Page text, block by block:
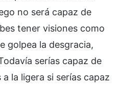
no será capaz de
tener visiones como
golpea la desgracia,
serías capaz de
la ligera si serías capaz